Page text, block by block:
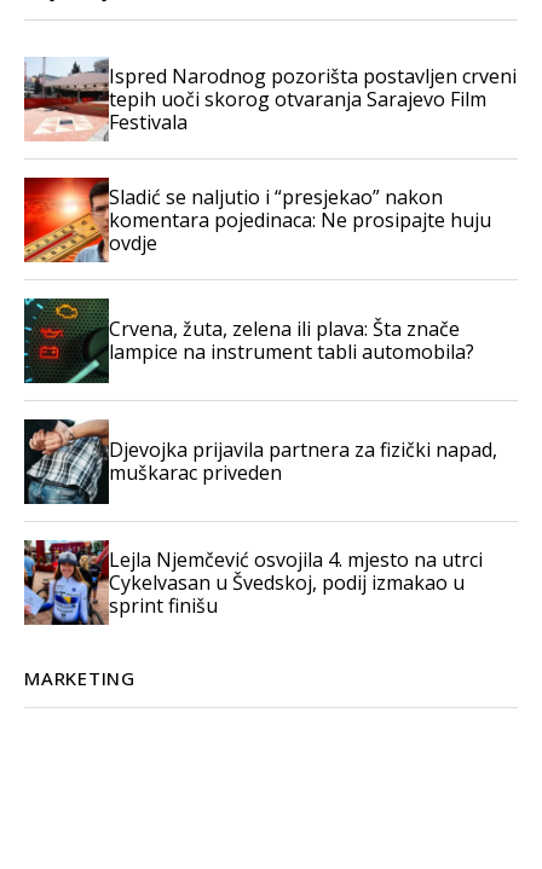
Ispred Narodnog pozorišta postavljen crveni
tepih uoči skorog otvaranja Sarajevo Film
Festivala
Sladić se naljutio i “presjekao” nakon
komentara pojedinaca: Ne prosipajte huju
ovdje
Crvena, žuta, zelena ili plava: Šta znače
lampice na instrument tabli automobila?
Djevojka prijavila partnera za fizički napad,
muškarac priveden
Lejla Njemčević osvojila 4. mjesto na utrci
Cykelvasan u Švedskoj, podij izmakao u
sprint finišu
MARKETING